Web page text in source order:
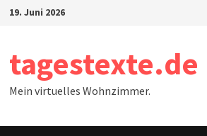
Zum19. Juni 2026
tagestexte.de
Mein virtuelles Wohnzimmer.